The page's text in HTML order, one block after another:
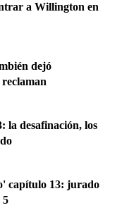
a Willington en
dejó
la desafinación, los
capítulo 13: jurado
5